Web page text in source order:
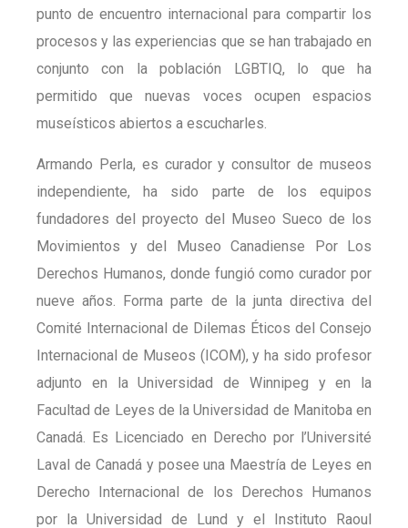
punto de encuentro internacional para compartir los
procesos y las experiencias que se han trabajado en
conjunto con la población LGBTIQ, lo que ha
permitido que nuevas voces ocupen espacios
museísticos abiertos a escucharles.
Armando Perla, es curador y consultor de museos
independiente, ha sido parte de los equipos
fundadores del proyecto del Museo Sueco de los
Movimientos y del Museo Canadiense Por Los
Derechos Humanos, donde fungió como curador por
nueve años. Forma parte de la junta directiva del
Comité Internacional de Dilemas Éticos del Consejo
Internacional de Museos (ICOM), y ha sido profesor
adjunto en la Universidad de Winnipeg y en la
Facultad de Leyes de la Universidad de Manitoba en
Canadá. Es Licenciado en Derecho por l’Université
Laval de Canadá y posee una Maestría de Leyes en
Derecho Internacional de los Derechos Humanos
por la Universidad de Lund y el Instituto Raoul